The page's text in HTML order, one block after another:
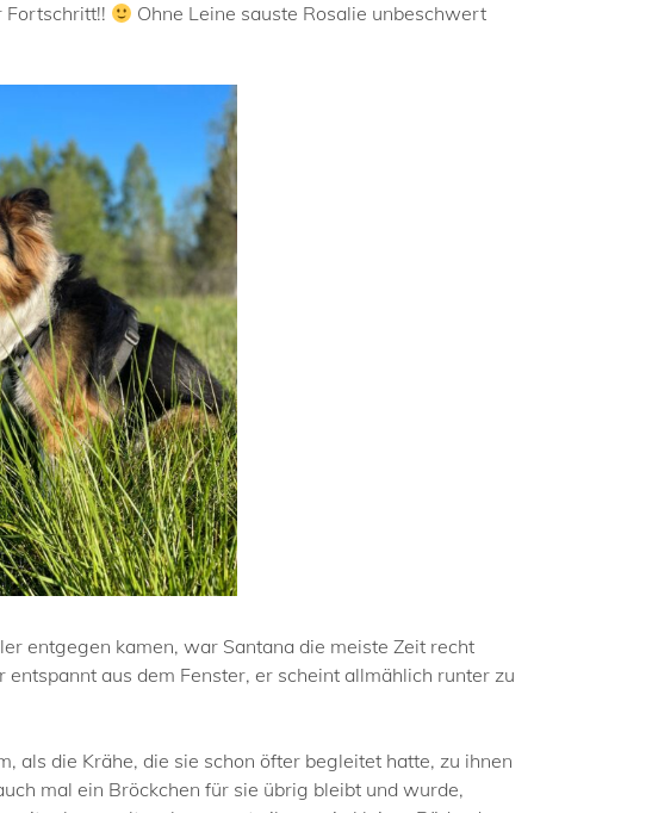
Fortschritt!!
Ohne Leine sauste Rosalie unbeschwert
entgegen kamen, war Santana die meiste Zeit recht
aus dem Fenster, er scheint allmählich runter zu
als die Krähe, die sie schon öfter begleitet hatte, zu ihnen
mal ein Bröckchen für sie übrig bleibt und wurde,